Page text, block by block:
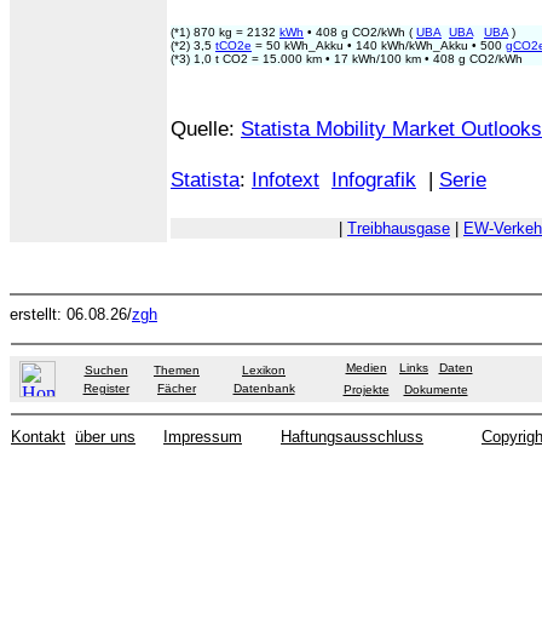
(*1) 870 kg = 2132 kWh • 408 g CO2/kWh ( UBA UBA UBA )
(*2) 3,5 tCO2e = 50 kWh_Akku • 140 kWh/kWh_Akku • 500
(*3) 1,0 t CO2 = 15.000 km • 17 kWh/100 km • 408 g CO2/kWh
Quelle: Statista Mobility Market Outlooks
Statista: Infotext Infografik | Serie
Treibhausgase EW-
erstellt: 06.08.26/zgh
Suchen Themen
Lexikon
Register
Fächer Datenbank
Medien Links
Daten
Projekte
Dokumente
Kontakt über uns Impressum Haftungsausschluss